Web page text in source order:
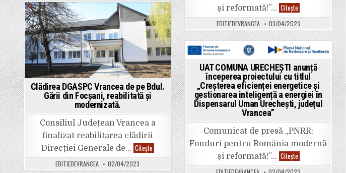
și reformată!”… CiteșteUAT
COMUNA
BORDEȘTI
anunță
începerea
proiectului
cu
titlul
de
creștere
a
eficienței
energetice
a
Școlii
Înv.
Asanache
Bordești,
Comuna
Bordești,
județul
Vrancea”
EDITIEDEVRANCEA 03/04/2023
Posted
in
Clădirea DGASPC Vrancea de pe Bdul.
Gării din Focșani, reabilitată și
modernizată.
Consiliul Județean Vrancea a
finalizat reabilitarea clădirii
Direcției Generale de… CiteșteClădirea
DGASPC
Vrancea
EDITIEDEVRANCEA 02/04/2023
in
UAT COMUNA URECHEȘTI anunță
începerea proiectului cu titlul
„Creșterea eficienței energetice și
gestionarea inteligență a energiei în
Dispensarul Uman Urechești, județul
Vrancea”
Comunicat de presă „PNRR:
Fonduri pentru România modernă
și reformată!”… CiteșteUAT
COMUNA
URECHEȘTI